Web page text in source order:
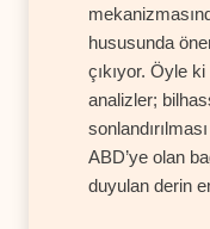
hususunda
çıkıyor. Öyle
analizler;
ABD’ye olan
duyulan derin